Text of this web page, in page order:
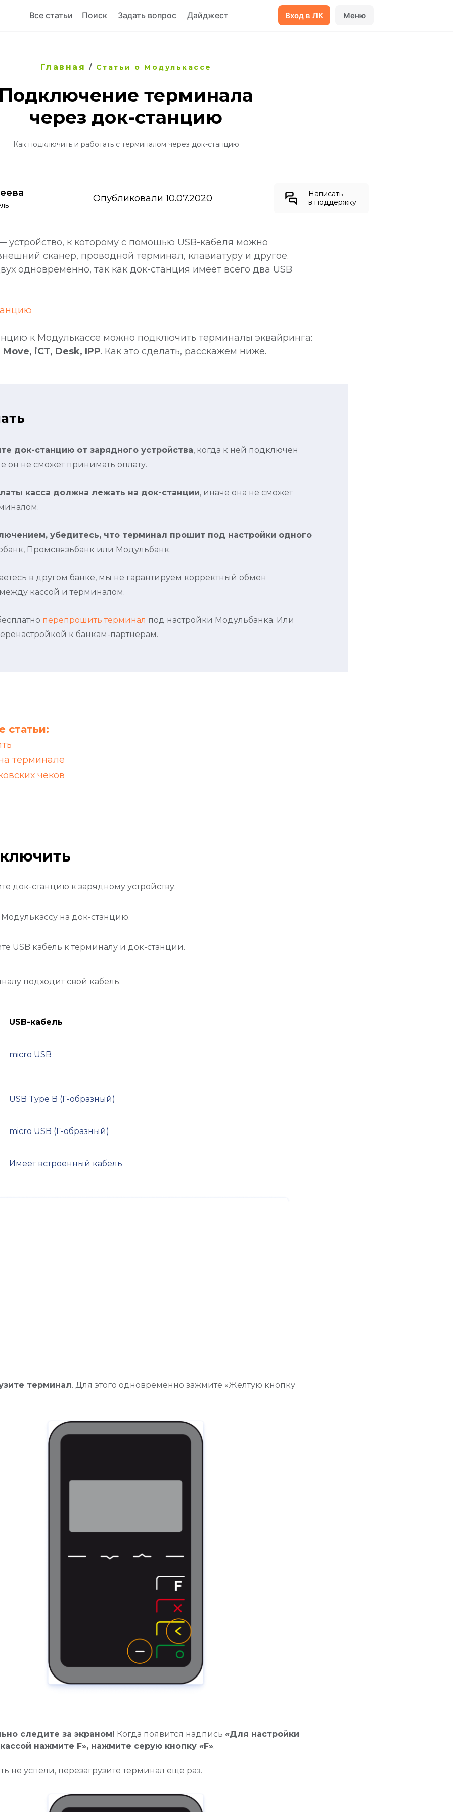
Меню
Вход в ЛК
Дайджест
Задать вопрос
Поиск
Все статьи
Главная / Статьи о Модулькассе
терминала
через док-станцию
Как подключить и работать с терминалом через док-станцию
Написать
в поддержку
Опубликовали 10.07.2020
устройство, к которому с помощью USB-кабеля можно
сканер, проводной терминал, клавиатуру и другое.
одновременно, так как док-станция имеет всего два USB
к Модулькассе можно подключить терминалы эквайринга:
iCT, Desk, IPP. Как это сделать, расскажем ниже.
док-станцию от зарядного устройства, когда к ней подключен
он не сможет принимать оплату.
касса должна лежать на док-станции, иначе она не сможет
убедитесь, что терминал прошит под настройки одного
Промсвязьбанк или Модульбанк.
в другом банке, мы не гарантируем корректный обмен
кассой и терминалом.
перепрошить терминал под настройки Модульбанка. Или
к банкам-партнерам.
статьи:
терминале
чеков
док-станцию к зарядному устройству.
на док-станцию.
USB кабель к терминалу и док-станции.
подходит свой кабель:
USB-кабель
micro USB
USB Type B (Г-образный)
micro USB (Г-образный)
Имеет встроенный кабель
терминал. Для этого одновременно зажмите «Жёлтую кнопку
следите за экраном! Когда появится надпись «Для настройки
нажмите F», нажмите серую кнопку «F».
не успели, перезагрузите терминал еще раз.